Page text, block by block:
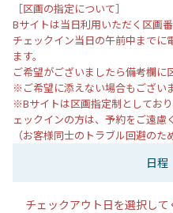
［区画の指定について］
Bサイトは当日利用いただく区画
チェックイン当日の午前中までに
ます。
ご希望がございましたら備考欄に
※ご希望に添えない場合もござい
※Bサイトは区画指定制としてお
ェックインの方は、予約をご遠慮
（お客様同士のトラブル回避のた
日程
チェックアウト日を選択して